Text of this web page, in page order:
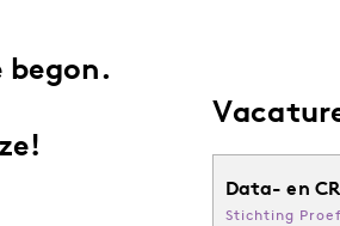
begon.
Data- en
Stichting